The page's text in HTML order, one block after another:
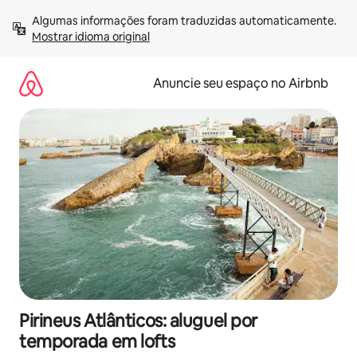
para
Mostrar idioma original
Anuncie seu espaço no Airbnb
Pirineus Atlânticos: aluguel por
temporada em lofts